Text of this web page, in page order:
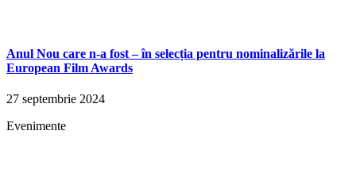
Anul Nou care n-a fost – în selecția pentru nominalizările la
European Film Awards
27 septembrie 2024
Evenimente